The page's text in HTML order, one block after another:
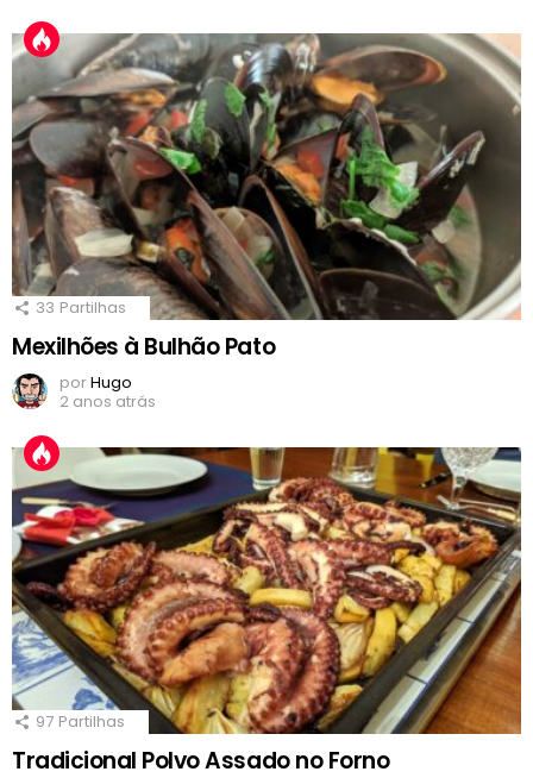
33 Partilhas
Mexilhões à Bulhão Pato
porHugo
2 anos atrás
97 Partilhas
Tradicional Polvo Assado no Forno